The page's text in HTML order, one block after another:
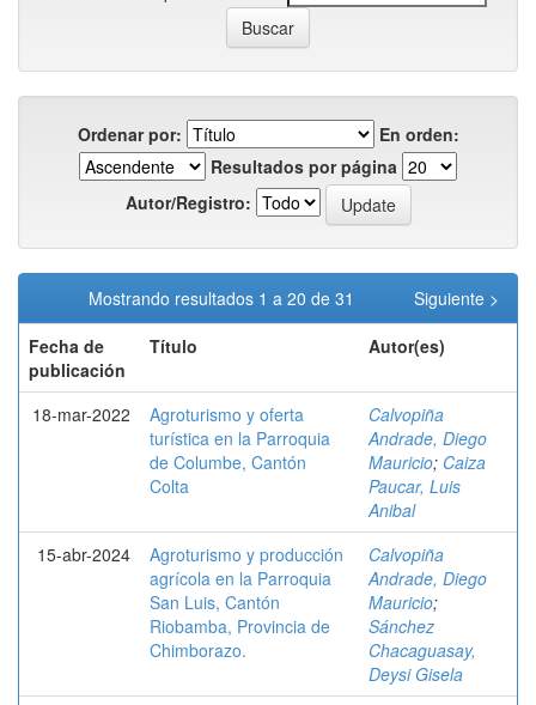
Ordenar por:
En orden:
Resultados por página
Autor/Registro:
Mostrando resultados 1 a 20 de 31
Siguiente >
Fecha de
publicación
Título Autor(es)
18-mar-2022
Agroturismo y oferta
turística en la Parroquia
de Columbe, Cantón
Colta
Calvopiña
Andrade, Diego
Mauricio; Caiza
Paucar, Luis
Anibal
15-abr-2024
Agroturismo y producción
agrícola en la Parroquia
San Luis, Cantón
Riobamba, Provincia de
Chimborazo.
Calvopiña
Andrade, Diego
Mauricio;
Sánchez
Chacaguasay,
Deysi Gisela